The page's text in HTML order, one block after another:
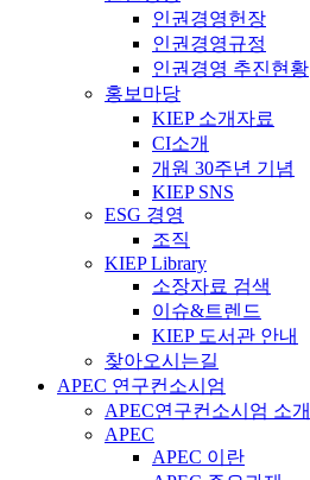
인권경영헌장
인권경영규정
인권경영 추진현황
홍보마당
KIEP 소개자료
CI소개
개원 30주년 기념
KIEP SNS
ESG 경영
조직
KIEP Library
소장자료 검색
이슈&트렌드
KIEP 도서관 안내
찾아오시는길
APEC 연구컨소시엄
APEC연구컨소시엄 소개
APEC
APEC 이란